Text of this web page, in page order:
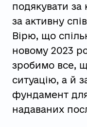
подякувати за
за активну
Вірю, що
новому 2023
зробимо все,
ситуацію, а й
фундамент
надаваних